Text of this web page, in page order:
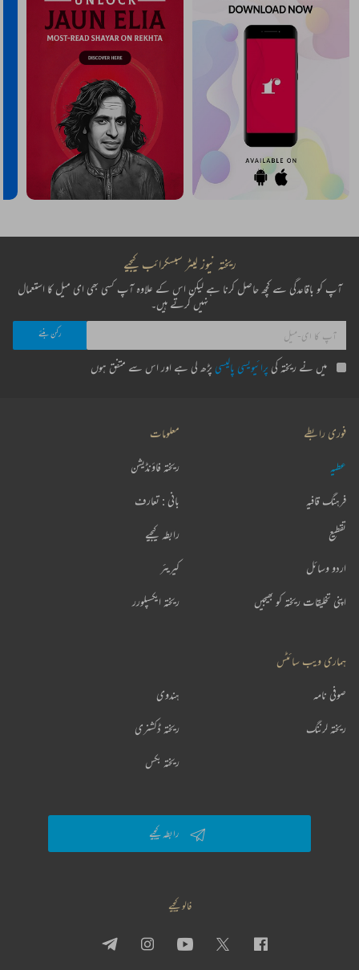
ریختہ نیوز لیٹر سبسکرائب کیجیے
آپ کو باقاعدگی سے کچھ حاصل کرنا ہے لیکن اس کے علاوہ آپ کسی بھی ای میل کا استعمال
نہیں کرتے ہیں۔
میں نے ریختہ کی پرائیویسی پالیسی پڑھ لی ہے اور اس سے متفق ہوں
فوری رابطے
عطیہ
فرہنگ قافیہ
تقطیع
اردو وسائل
اپنی تخلیقات ریختہ کو بھیجیں
معلومات
ریختہ فاؤنڈیشن
بانی : تعارف
رابطہ کیجیے
کیریئر
ریختہ ایکسپلورر
ہماری ویب سائٹس
ہندوی صوفی نامہ
ریختہ ڈکشنری ریختہ لرننگ
ریختہ بکس
رابطہ کیجیے
فالو کیجیے